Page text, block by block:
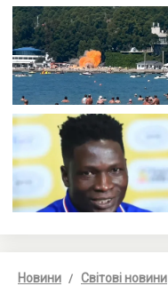
Новини Світові новини